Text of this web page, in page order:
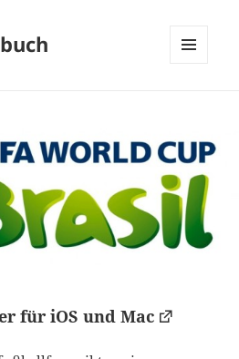
für iOS und Mac